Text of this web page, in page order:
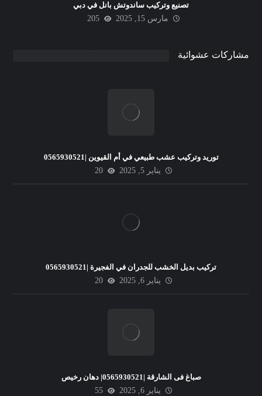
تصنيع وتركيب ساندوتش بانل في دبي
مارس 15, 2025
205
مشاركات عشوائية
توريد وتركيب عشب طبيعي في أم القيوين |0565930521
يناير 5, 2025
20
تركيب بديل الخشب للجدران في الفجيرة |0565930521
يناير 6, 2025
20
صباغ فى الشارقة |0565930521| دهان رخيص
يناير 6, 2025
55